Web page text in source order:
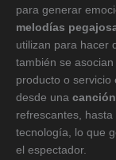
para generar
melodías
utilizan para hacer
también se
producto o servicio
desde una
refrescantes,
tecnología, lo que
el espectador.